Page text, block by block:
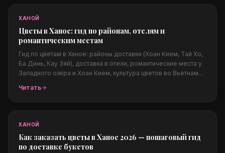
ХАНОЙ
Цветы в Ханое: гид по районам, отелям и
романтическим местам
Гид по цветам в Ханое: районы доставки (Хоан Кием, Тай Хо,
Ба Динь, Кау Зяй), доставка в отели, романтические места у
Западного озера и Хоан Кием, культура цветов во Вьетнаме
Читать
ХАНОЙ
Как заказать цветы в Ханое 2026 — пошаговый гид
по доставке букетов